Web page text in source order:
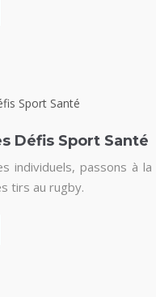
Défis Sport Santé
individuels, passons à
tirs au rugby.